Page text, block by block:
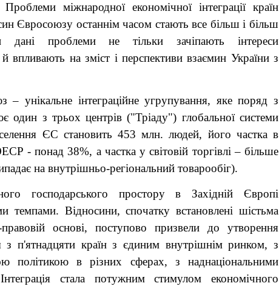
міжнародної економічної інтеграції країн
Євросоюзу останнім часом стають все більш і більш
дані проблеми не тільки зачіпають інтереси
впливають на зміст і перспективи взаємин України з
– унікальне інтеграційне угрупування, яке поряд з
з трьох центрів ("Тріаду") глобальної системи
ЄС становить 453 млн. людей, його частка в
- понад 38%, а частка у світовій торгівлі – більше
на внутрішньо-регіональний товарообіг).
господарського простору в Західній Європі
темпами. Відносини, спочатку встановлені шістьма
основі, поступово призвели до утворення
з п'ятнадцяти країн з єдиним внутрішнім ринком, з
політикою в різних сферах, з наднаціональними
стала потужним стимулом економічного